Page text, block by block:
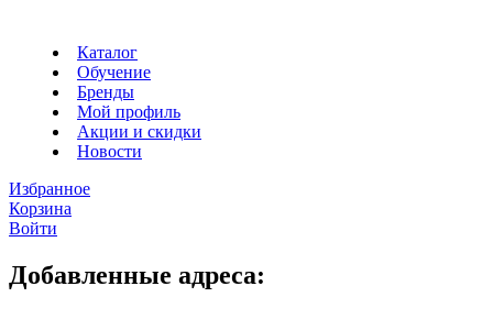
Каталог
Обучение
Бренды
Мой профиль
Акции и скидки
Новости
Избранное
Корзина
Войти
Добавленные адреса: